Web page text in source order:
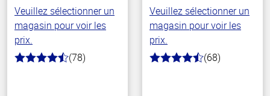
Veuillez sélectionner un
magasin pour voir les
prix.
4.5
(78)
Veuillez sélectionner un
magasin pour voir les
prix.
4.7
(68)